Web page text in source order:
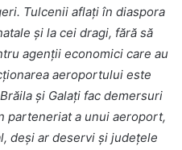
Tulcenii aflați în diaspora
și la cei dragi, fără să
agenții economici care au
aeroportului este
și Galați fac demersuri
parteneriat a unui aeroport,
deși ar deservi și județele